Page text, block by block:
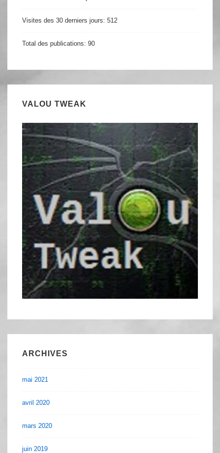
Visites des 30 derniers jours: 512
Total des publications: 90
VALOU TWEAK
ARCHIVES
mai 2021
avril 2020
mars 2020
juin 2019